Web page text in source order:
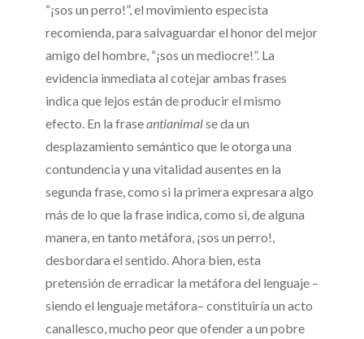
“¡sos un perro!”, el movimiento especista
recomienda, para salvaguardar el honor del mejor
amigo del hombre, “¡sos un mediocre!”. La
evidencia inmediata al cotejar ambas frases
indica que lejos están de producir el mismo
efecto. En la fraseantianimalse da un
desplazamiento semántico que le otorga una
contundencia y una vitalidad ausentes en la
segunda frase, como si la primera expresara algo
más de lo que la frase indica, como si, de alguna
manera, en tanto metáfora, ¡sos un perro!,
desbordara el sentido. Ahora bien, esta
pretensión de erradicar la metáfora del lenguaje –
siendo el lenguaje metáfora– constituiría un acto
canallesco, mucho peor que ofender a un pobre